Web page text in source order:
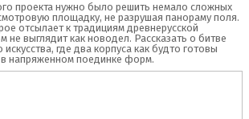
проекта нужно было решить немало сложных
площадку, не разрушая панораму поля.
отсылает к традициям древнерусской
не выглядит как новодел. Рассказать о битве
где два корпуса как будто готовы
в напряженном поединке форм.